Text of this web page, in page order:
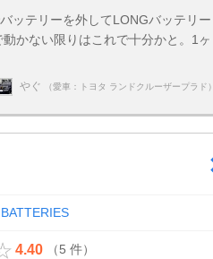
ッテリーを外してLONGバッテリー
かない限りはこれで十分かと。1ヶ
やぐ （愛車：トヨタ ランドクルーザープラド）
4.40 （5 件）